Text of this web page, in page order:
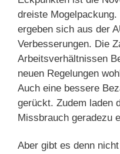
dreiste
ergeben sich aus der
Verbesserungen. Die
Arbeitsverhältnissen
neuen Regelungen
Auch eine bessere
gerückt. Zudem laden
Missbrauch geradezu
Aber gibt es denn